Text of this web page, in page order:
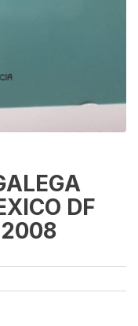
DF